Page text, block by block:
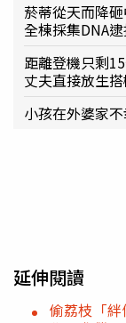
菸蒂從天而降
全棟採集DNA
距離登機只剩
丈夫直接放生
小孩在外婆家
延伸閱讀
偷荔枝「